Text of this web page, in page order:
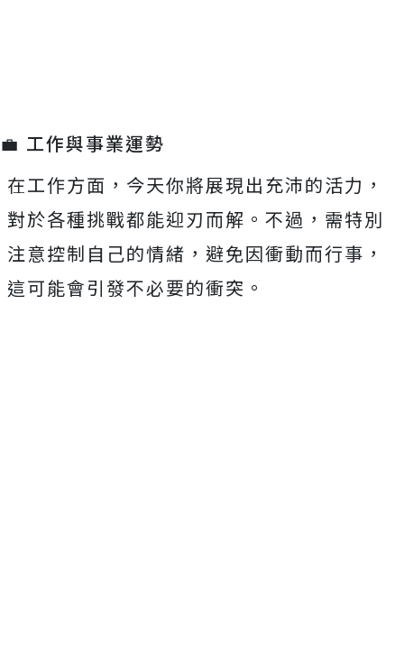
💼 工作與事業運勢
在工作方面，今天你將展現出充沛的活力，
對於各種挑戰都能迎刃而解。不過，需特別
注意控制自己的情緒，避免因衝動而行事，
這可能會引發不必要的衝突。